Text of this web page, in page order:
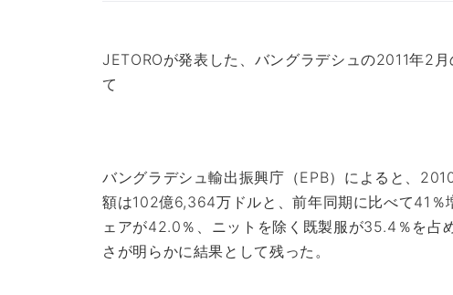
JETOROが発表した、バングラデシュの2011年2
て
バングラデシュ輸出振興庁（EPB）によると、
額は102億6,364万ドルと、前年同期に比べて41％
ェアが42.0％、ニットを除く既製服が35.4％を占
さが明らかに結果として残った。